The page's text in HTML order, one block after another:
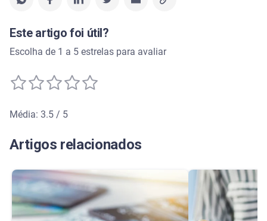
Este artigo foi útil?
Escolha de 1 a 5 estrelas para avaliar
Média: 3.5 / 5
Artigos relacionados